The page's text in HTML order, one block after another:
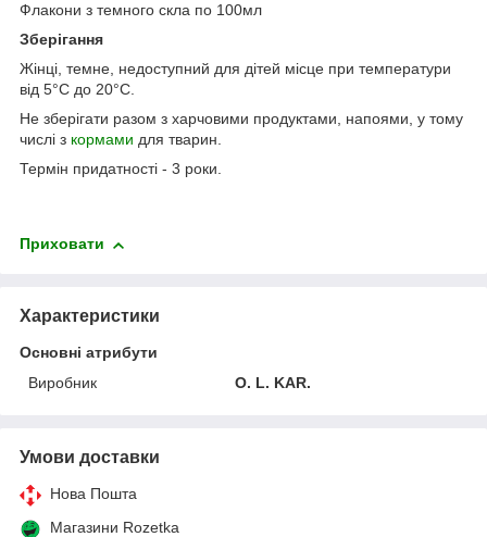
Флакони з темного скла по 100мл
Зберігання
Жінці, темне, недоступний для дітей місце при температури
від 5°С до 20°С.
Не зберігати разом з харчовими продуктами, напоями, у тому
числі з кормами для тварин.
Термін придатності - 3 роки.
Приховати
Характеристики
Основні атрибути
Виробник
O. L. KAR.
Умови доставки
Нова Пошта
Магазини Rozetka